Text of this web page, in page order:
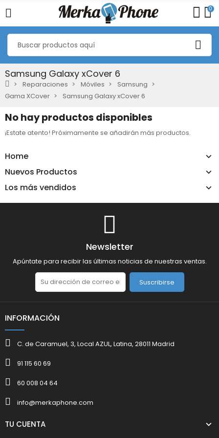
0
Samsung Galaxy xCover 6
Reparaciones Móviles
Samsung
Gama XCover
Samsung Galaxy xCover 6
Home
Nuevos Productos
Los más vendidos
No hay productos disponibles
¡Estate atento! Próximamente se añadirán más productos.
Newsletter
Apúntate para recibir las últimas noticias de nuestras ventas.
Suscribirse
INFORMACIÓN
C. de Caramuel, 3, Local AZUL, Latina, 28011 Madrid
91 115 60 69
60 008 04 64
info@merkaphone.com
TU CUENTA